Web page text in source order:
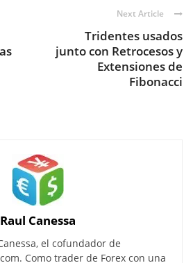
Next Article
Tridentes usados
junto con Retrocesos y
Extensiones de
Fibonacci
Raul Canessa
el cofundador de
Como trader de Forex con una